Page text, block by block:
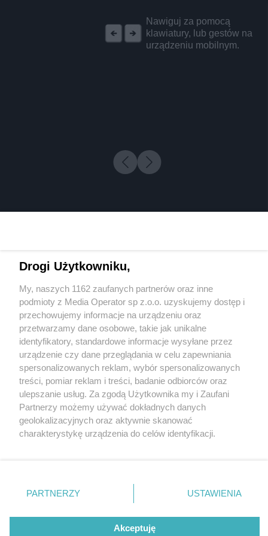
Nawiguj za pomocą
klawiatury, lub gestów na
urządzeniu mobilnym.
3 / 0
Wydawca mediów lokalnych
Nie zapomnij
zapoznać się z:
polityką prywatności regulamin korzystania z portali
Twojemiasto
Piekary Śląskie
Chorzów
Tarnowskie Góry
Gliwice
Skontakuj sięz nami
Kontakt
Wydawca
Redakcja
Drogi Użytkowniku,
My, naszych 1162 zaufanych partnerów oraz inne
podmioty z Media Operator sp z.o.o. uzyskujemy dostęp i
przechowujemy informacje na urządzeniu oraz
przetwarzamy dane osobowe, takie jak unikalne
identyfikatory, standardowe informacje wysyłane przez
urządzenie czy dane przeglądania w celu zapewniania
spersonalizowanych reklam, wybór spersonalizowanych
treści, pomiar reklam i treści, badanie odbiorców oraz
ulepszanie usług. Za zgodą Użytkownika my i Zaufani
Partnerzy możemy używać dokładnych danych
geolokalizacyjnych oraz aktywnie skanować
charakterystykę urządzenia do celów identyfikacji.
zmienić/wycofać klikając przycisk ustawień prywatności
znajdujący się w lewym dolnym rogu strony
rodzaje przetwarzania danych nie wymagają zgody
użytkownika, ale masz prawo sprzeciwić się takiemu
PARTNERZY USTAWIENIA
Akceptuję